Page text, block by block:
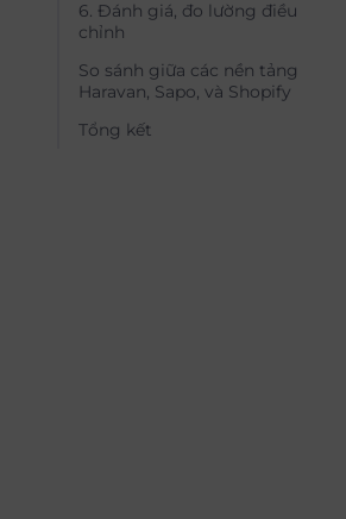
6. Đánh giá, đo lường điều
chỉnh
So sánh giữa các nền tảng
Haravan, Sapo, và Shopify
Tổng kết